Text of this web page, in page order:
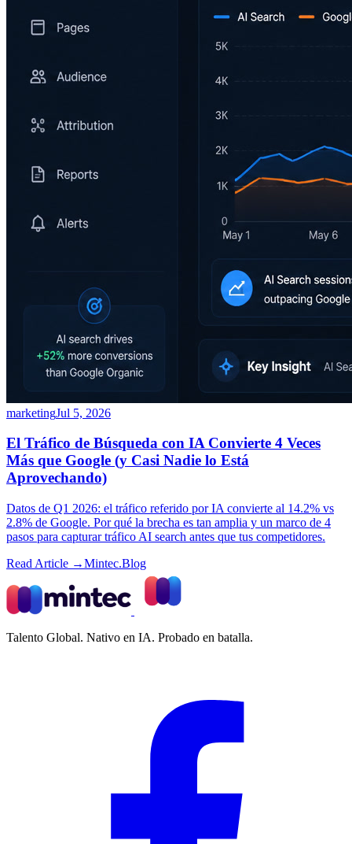
marketingJul 5, 2026
El Tráfico de Búsqueda con IA Convierte 4 Veces
Más que Google (y Casi Nadie lo Está
Aprovechando)
Datos de Q1 2026: el tráfico referido por IA convierte al 14.2% vs
2.8% de Google. Por qué la brecha es tan amplia y un marco de 4
pasos para capturar tráfico AI search antes que tus competidores.
Read Article →Mintec.Blog
Talento Global. Nativo en IA. Probado en batalla.